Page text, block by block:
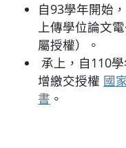
自93學年開始
上傳學位論文
屬授權）。
承上，自110
增繳交授權 國
書 。